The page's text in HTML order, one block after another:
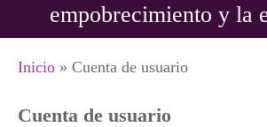
empobrecimiento y la
Se encuentra usted
Inicio » Cuenta de usuario
Cuenta de usuario